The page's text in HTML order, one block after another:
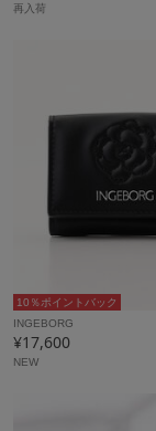
再入荷
10％ポイントバック
INGEBORG
¥17,600
NEW